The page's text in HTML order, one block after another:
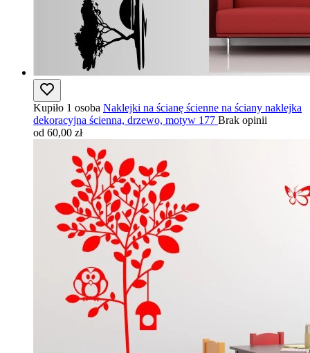
Kupiło 1 osoba Naklejki na ścianę ścienne na ściany naklejka
dekoracyjna ścienna, drzewo, motyw 177 Brak opinii
od 60,00 zł